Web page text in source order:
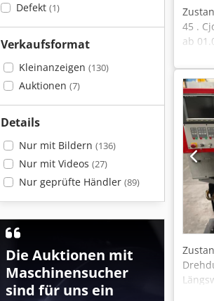
Defekt (1)
Verkaufsformat
Kleinanzeigen (130)
Auktionen (7)
Details
Nur mit Bildern (136)
Nur mit Videos (27)
Nur geprüfte Händler (89)
Die Auktionen mit
Maschinensucher
sind für uns ein
45 .
ab